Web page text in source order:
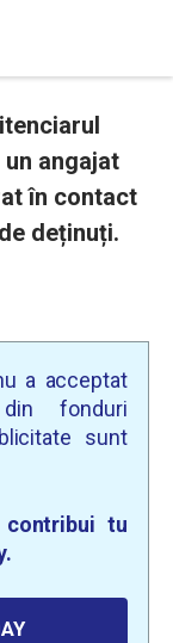
angajat
în contact
deținuți.
a acceptat
fonduri
sunt
tu